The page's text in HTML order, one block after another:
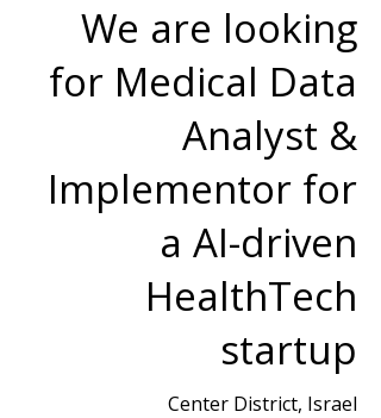
We are looking
for Medical Data
Analyst &
Implementor for
a AI-driven
HealthTech
startup
Center District, Israel